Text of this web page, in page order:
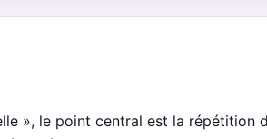
», le point central est la répétition